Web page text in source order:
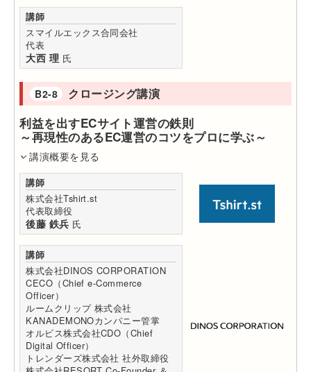
講師
スマイルエックス合同会社
代表
大西 理 氏
B2-8 クロージング講演
利益を出すECサイト運営の鉄則
～再現性のあるEC運営のコツをプロに学ぶ～
講演概要を見る
講師
株式会社Tshirt.st
代表取締役
後藤 鉄兵 氏
講師
株式会社DINOS CORPORATION
CECO（Chief e-Commerce
Officer）
ルームクリップ 株式会社
KANADEMONOカンパニー管掌
オルビス株式会社CDO（Chief
Digital Officer）
トレンダーズ株式会社 社外取締役